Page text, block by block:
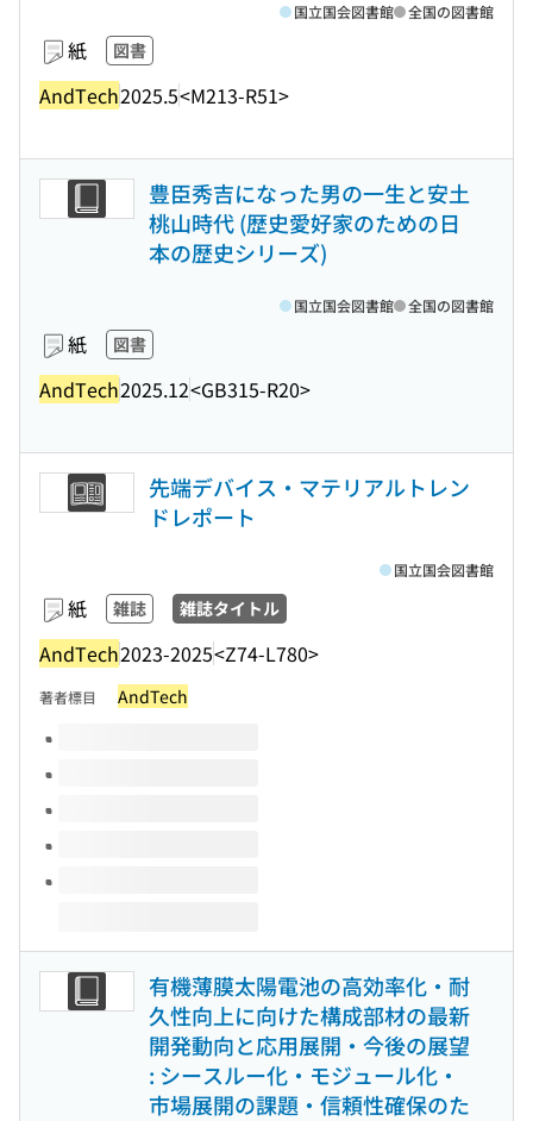
紙 図書
AndTech2025.5<M213-R51>
国立国会図書館 全国の図書館
豊臣秀吉になった男の一生と安土
桃山時代 (歴史愛好家のための日
本の歴史シリーズ)
紙 図書
AndTech2025.12<GB315-R20>
国立国会図書館 全国の図書館
先端デバイス・マテリアルトレン
ドレポート
紙 雑誌 雑誌タイトル
AndTech2023-2025<Z74-L780>
国立国会図書館
著者標目 AndTech
このタイトルの巻号
有機薄膜太陽電池の高効率化・耐
久性向上に向けた構成部材の最新
開発動向と応用展開・今後の展望
: シースルー化・モジュール化・
市場展開の課題・信頼性確保のた